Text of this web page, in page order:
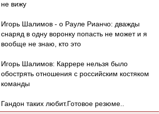
не вижу
Игорь Шалимов - о Рауле Рианчо: дважды
снаряд в одну воронку попасть не может и я
вообще не знаю, кто это
Игорь Шалимов: Каррере нельзя было
обострять отношения с российским костяком
команды
Гандон таких любит.Готовое резюме..